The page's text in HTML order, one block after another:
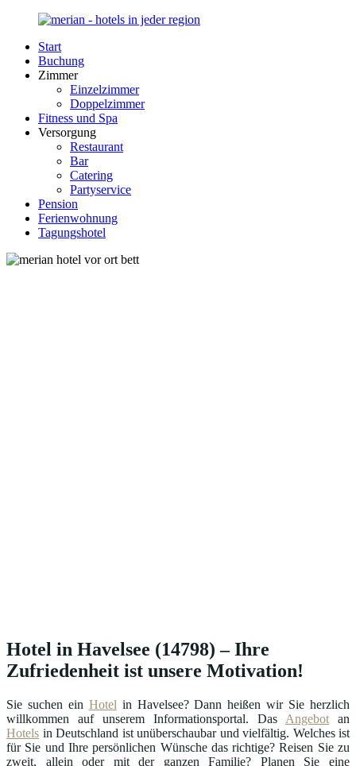
Zurück
Inhalt
Merian-
Hotel.de
Portal
Unterkunft
Deutschland
Start
Buchung
Zimmer
Einzelzimmer
Doppelzimmer
Fitness und Spa
Versorgung
Restaurant
Bar
Catering
Partyservice
Pension
Ferienwohnung
Tagungshotel
Hotel in Havelsee (14798) – Ihre
Zufriedenheit ist unsere Motivation!
Sie suchen ein Hotel in Havelsee? Dann heißen wir Sie herzlich
willkommen auf unserem Informationsportal. Das Angebot an
Hotels in Deutschland ist unüberschaubar und vielfältig. Welches ist
für Sie und Ihre persönlichen Wünsche das richtige? Reisen Sie zu
zweit, allein oder mit der ganzen Familie? Planen Sie eine